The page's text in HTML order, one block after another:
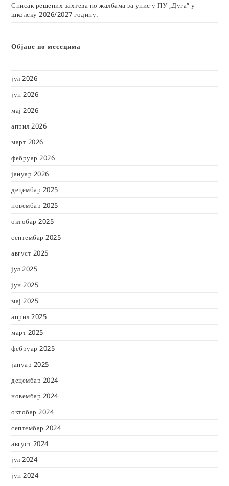
Списак решених захтева по жалбама за упис у ПУ „Дуга“ у
школску 2026/2027 годину.
Објаве по месецима
јул 2026
јун 2026
мај 2026
април 2026
март 2026
фебруар 2026
јануар 2026
децембар 2025
новембар 2025
октобар 2025
септембар 2025
август 2025
јул 2025
јун 2025
мај 2025
април 2025
март 2025
фебруар 2025
јануар 2025
децембар 2024
новембар 2024
октобар 2024
септембар 2024
август 2024
јул 2024
јун 2024